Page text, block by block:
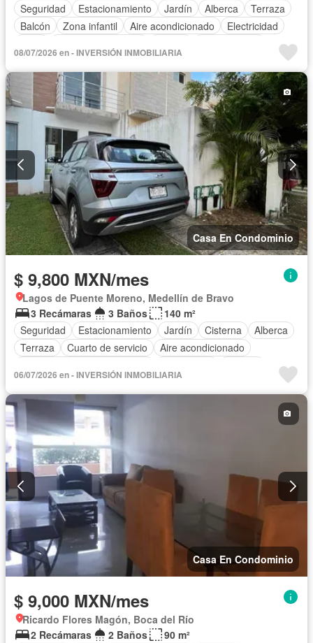
Seguridad
Estacionamiento Jardín Alberca
Terraza
Balcón
Zona infantil Aire acondicionado
Electricidad
Conserje
Caseta de vigilancia
Sala polivalente
Televisión por cable
Gas natural
Recámara con closet
Solo familias
Permite mascotas Sin amueblar
08/07/2026 en - INVERSIÓN INMOBILIARIA
Casa En Condominio
$ 9,800 MXN/mes
Lagos de Puente Moreno, Medellín de Bravo
3 Recámaras
3 Baños
140 m²
Seguridad
Estacionamiento Jardín Cisterna
Alberca
Terraza
Cuarto de servicio
Aire acondicionado
Zona infantil
Sala polivalente Agua
Asador
Vista panorámica
Caseta de vigilancia
Permite mascotas
Sin amueblar
06/07/2026 en - INVERSIÓN INMOBILIARIA
Casa En Condominio
$ 9,000 MXN/mes
Ricardo Flores Magón, Boca del Río
2 Recámaras
2 Baños
90 m²